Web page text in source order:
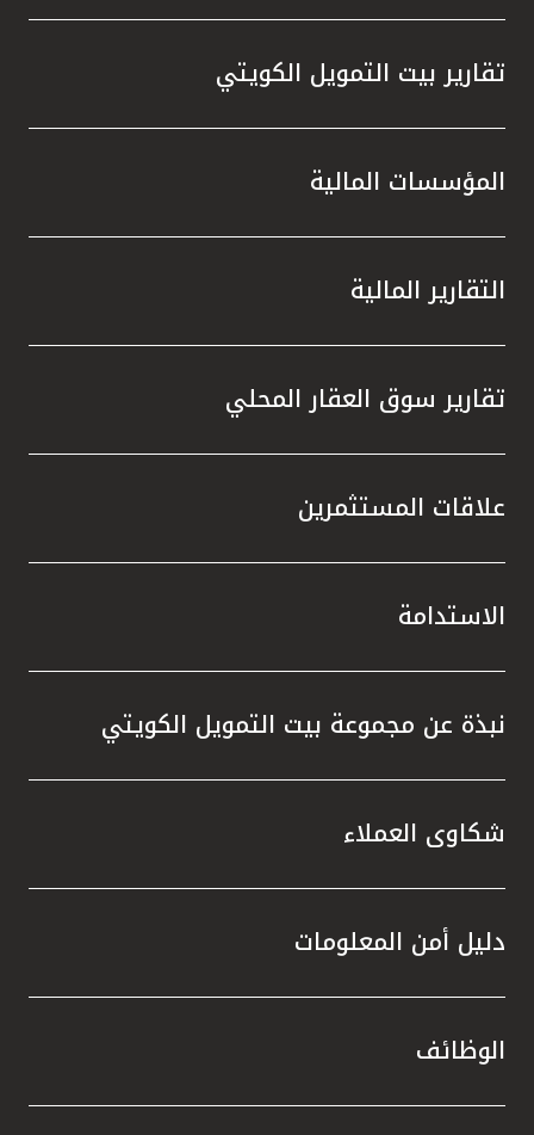
تقارير بيت التمويل الكويتي
المؤسسات المالية
التقارير المالية
تقارير سوق العقار المحلي
علاقات المستثمرين
الاستدامة
نبذة عن مجموعة بيت التمويل الكويتي
شكاوى العملاء
دليل أمن المعلومات
الوظائف